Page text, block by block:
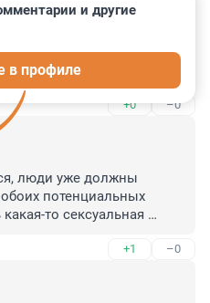
было с будущего мужа
не пожалела чтобы
низкой соц.
обоих получать 10 и 30
Улан -уде, не привыкли
мыслить
+0 –0
и другие
в профиле
люди уже должны
потенциальных
то сексуальная
+1 –0